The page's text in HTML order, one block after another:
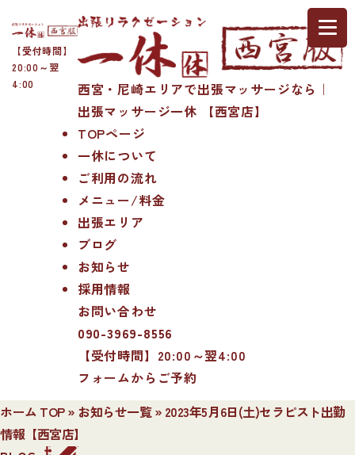
【受付時間】
20:00～翌
4:00
西宮・尼崎エリアで出張マッサージなら｜
出張マッサージ一休 【西宮店】
TOPページ
一休について
ご利用の流れ
メニュー/料金
出張エリア
ブログ
お知らせ
採用情報
お問い合わせ
090-3969-8556
【受付時間】20:00～翌4:00
フォームからご予約
ホーム TOP» お知らせ一覧» 2023年5月6日(土)セラピスト出勤
情報【西宮店】